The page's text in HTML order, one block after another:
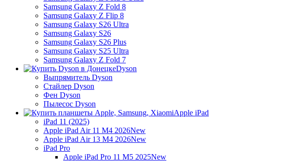
Samsung Galaxy Z Fold 8
Samsung Galaxy Z Flip 8
Samsung Galaxy S26 Ultra
Samsung Galaxy S26
Samsung Galaxy S26 Plus
Samsung Galaxy S25 Ultra
Samsung Galaxy Z Fold 7
Dyson
Выпрямитель Dyson
Стайлер Dyson
Фен Dyson
Пылесос Dyson
Apple iPad
iPad 11 (2025)
Apple iPad Air 11 M4 2026New
Apple iPad Air 13 M4 2026New
iPad Pro
Apple iPad Pro 11 M5 2025New